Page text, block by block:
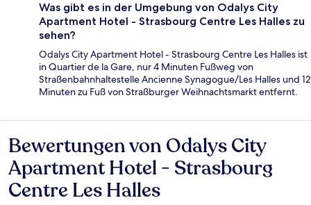
Was gibt es in der Umgebung von Odalys City
Apartment Hotel - Strasbourg Centre Les Halles zu
sehen?
Odalys City Apartment Hotel - Strasbourg Centre Les Halles ist
in Quartier de la Gare, nur 4 Minuten Fußweg von
Straßenbahnhaltestelle Ancienne Synagogue/Les Halles und 12
Minuten zu Fuß von Straßburger Weihnachtsmarkt entfernt.
Bewertungen
Bewertungen von Odalys City
Apartment Hotel - Strasbourg
Centre Les Halles